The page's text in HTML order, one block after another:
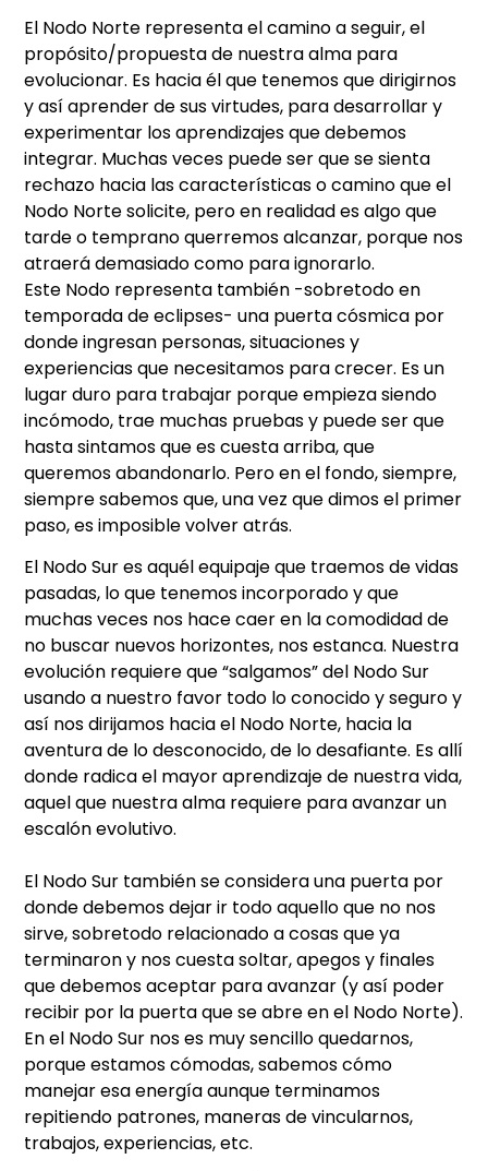
El Nodo Norte representa el camino a seguir, el
propósito/propuesta de nuestra alma para
evolucionar. Es hacia él que tenemos que dirigirnos
y así aprender de sus virtudes, para desarrollar y
experimentar los aprendizajes que debemos
integrar. Muchas veces puede ser que se sienta
rechazo hacia las características o camino que el
Nodo Norte solicite, pero en realidad es algo que
tarde o temprano querremos alcanzar, porque nos
atraerá demasiado como para ignorarlo.
Este Nodo representa también -sobretodo en
temporada de eclipses- una puerta cósmica por
donde ingresan personas, situaciones y
experiencias que necesitamos para crecer. Es un
lugar duro para trabajar porque empieza siendo
incómodo, trae muchas pruebas y puede ser que
hasta sintamos que es cuesta arriba, que
queremos abandonarlo. Pero en el fondo, siempre,
siempre sabemos que, una vez que dimos el primer
paso, es imposible volver atrás.
El Nodo Sur es aquél equipaje que traemos de vidas
pasadas, lo que tenemos incorporado y que
muchas veces nos hace caer en la comodidad de
no buscar nuevos horizontes, nos estanca. Nuestra
evolución requiere que “salgamos” del Nodo Sur
usando a nuestro favor todo lo conocido y seguro y
así nos dirijamos hacia el Nodo Norte, hacia la
aventura de lo desconocido, de lo desafiante. Es allí
donde radica el mayor aprendizaje de nuestra vida,
aquel que nuestra alma requiere para avanzar un
escalón evolutivo.
El Nodo Sur también se considera una puerta por
donde debemos dejar ir todo aquello que no nos
sirve, sobretodo relacionado a cosas que ya
terminaron y nos cuesta soltar, apegos y finales
que debemos aceptar para avanzar (y así poder
recibir por la puerta que se abre en el Nodo Norte).
En el Nodo Sur nos es muy sencillo quedarnos,
porque estamos cómodas, sabemos cómo
manejar esa energía aunque terminamos
repitiendo patrones, maneras de vincularnos,
trabajos, experiencias, etc.